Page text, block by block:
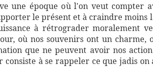
une époque où l'on veut compter
le présent et à craindre moins
à rétrograder moralement
où nos souvenirs ont un charme,
que ne peuvent avoir nos
consiste à se rappeler ce que jadis on